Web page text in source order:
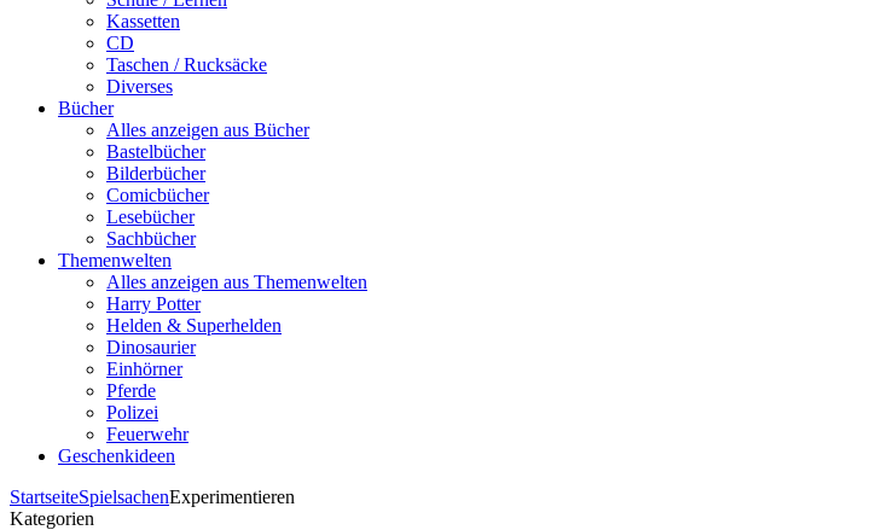
Kassetten
CD
Taschen / Rucksäcke
Diverses
Bücher
Alles anzeigen aus Bücher
Bastelbücher
Bilderbücher
Comicbücher
Lesebücher
Sachbücher
Themenwelten
Alles anzeigen aus Themenwelten
Harry Potter
Helden & Superhelden
Dinosaurier
Einhörner
Pferde
Polizei
Feuerwehr
Geschenkideen
StartseiteSpielsachenExperimentieren
Kategorien